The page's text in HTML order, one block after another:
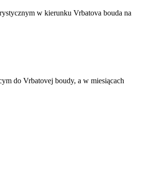
w kierunku Vrbatova bouda na
do Vrbatovej boudy, a w miesiącach